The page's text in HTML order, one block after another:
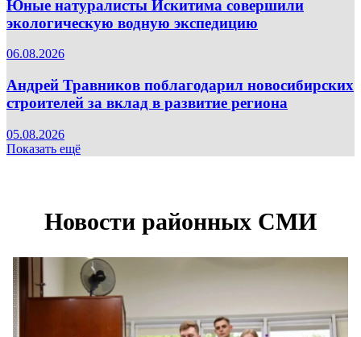
Юные натуралисты Искитима совершили
экологическую водную экспедицию
06.08.2026
Андрей Травников поблагодарил новосибирских
строителей за вклад в развитие региона
05.08.2026
Показать ещё